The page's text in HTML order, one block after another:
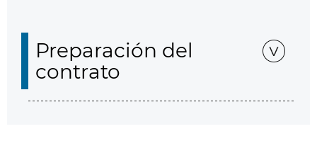
Preparación del
contrato